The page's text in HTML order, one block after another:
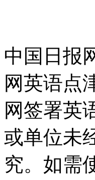
中国日报
网英语点
网签署英
或单位未
究。如需